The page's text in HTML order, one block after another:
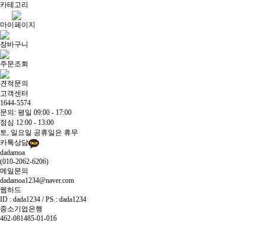
카테고리
마이페이지
장바구니
주문조회
견적문의
고객센터
1644-5574
문의: 평일 09:00 - 17:00
점심 12:00 - 13:00
토, 일요일 공휴일은 휴무
카톡상담
dadamoa
(010-2062-6206)
메일문의
dadamoa1234@naver.com
웹하드
ID : dada1234 / PS : dada1234
중소기업은행
462-081485-01-016